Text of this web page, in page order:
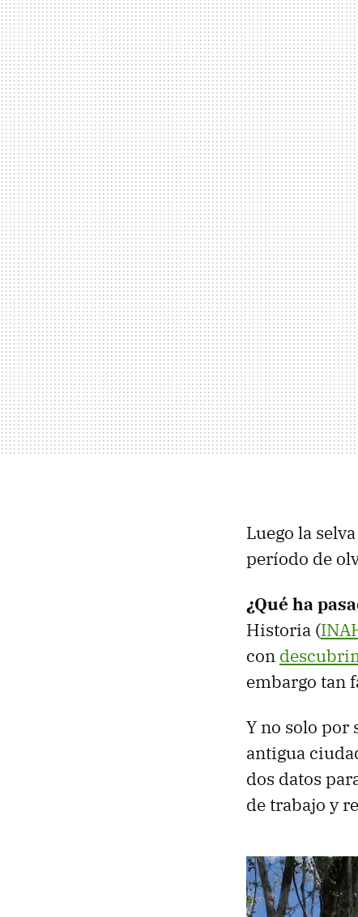
Luego la
período de
¿Qué ha
Historia (
con
embargo tan
Y no solo por
antigua
dos datos
de trabajo y